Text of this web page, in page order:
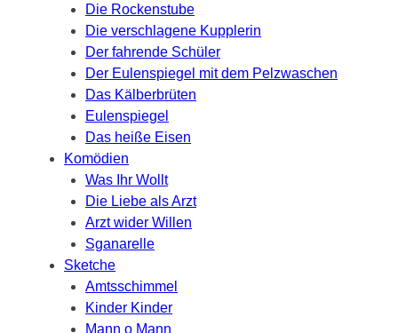
Die Rockenstube
Die verschlagene Kupplerin
Der fahrende Schüler
Der Eulenspiegel mit dem Pelzwaschen
Das Kälberbrüten
Eulenspiegel
Das heiße Eisen
Komödien
Was Ihr Wollt
Die Liebe als Arzt
Arzt wider Willen
Sganarelle
Sketche
Amtsschimmel
Kinder Kinder
Mann o Mann